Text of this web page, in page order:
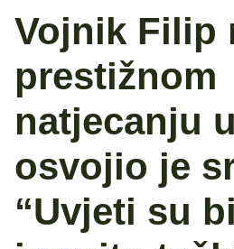
Vojnik Filip
prestižnom
natjecanju
osvojio je
“Uvjeti su